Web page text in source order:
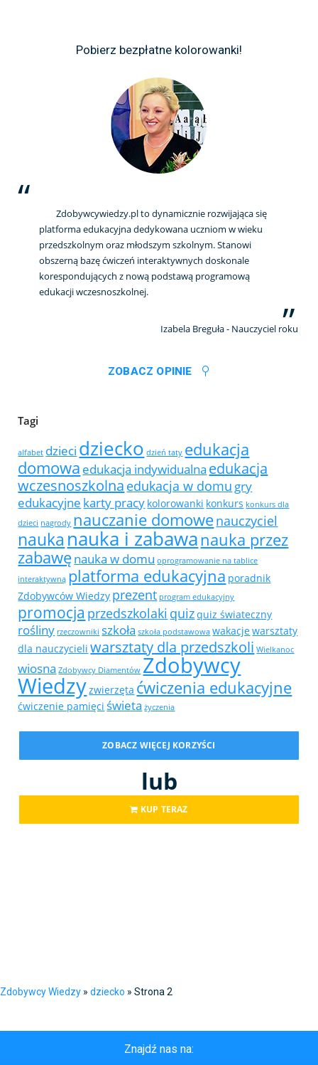
Pobierz bezpłatne kolorowanki!
Zdobywcywiedzy.pl to dynamicznie rozwijająca się
platforma edukacyjna dedykowana uczniom w wieku
przedszkolnym oraz młodszym szkolnym. Stanowi
obszerną bazę ćwiczeń interaktywnych doskonale
korespondujących z nową podstawą programową
edukacji wczesnoszkolnej.
Izabela Breguła - Nauczyciel roku
ZOBACZ OPINIE
Tagi
alfabet dzieci dziecko dzień taty edukacja
domowa edukacja indywidualna edukacja
wczesnoszkolna edukacja w domu gry
edukacyjne karty pracy kolorowanki konkurs konkurs dla
dzieci nagrody nauczanie domowenauczyciel
nauka nauka i zabawanauka przez
zabawęnauka w domu oprogramowanie na tablice
interaktywną platforma edukacyjna poradnik
Zdobywców Wiedzy prezent program edukacyjny
promocja przedszkolaki quizquiz świateczny
rośliny rzeczowniki szkoła szkoła podstawowa wakacjewarsztaty
dla nauczycieli warsztaty dla przedszkoli Wielkanoc
wiosna Zdobywcy Diamentów Zdobywcy
Wiedzyzwierzęta ćwiczenia edukacyjne
ćwiczenie pamięci świeta życzenia
ZOBACZ WIĘCEJ KORZYŚCI
lub
KUP TERAZ
Zdobywcy Wiedzy » dziecko » Strona 2
Znajdź nas na: